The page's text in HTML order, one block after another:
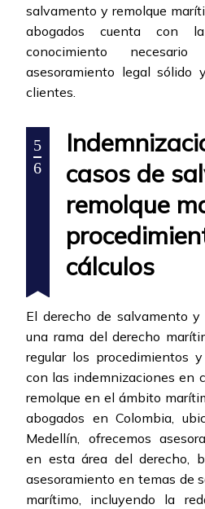
salvamento y remolque
abogados cuenta con
conocimiento
asesoramiento legal sólido
clientes.
5
6
casos de
remolque
cálculos
El derecho de salvamento
una rama del derecho
regular los procedimientos
con las indemnizaciones en
remolque en el ámbito
abogados en Colombia,
Medellín, ofrecemos
en esta área del derecho,
asesoramiento en temas de
marítimo, incluyendo la